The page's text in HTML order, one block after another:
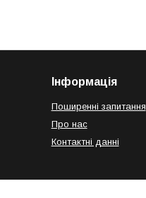
Інформація
Поширенні запитання
Про нас
Контактні данні